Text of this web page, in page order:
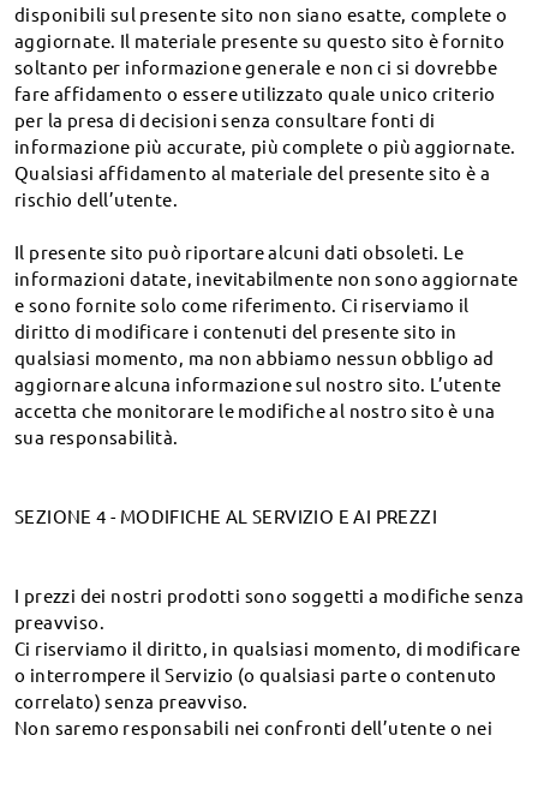
Firmoo
Categorie
Forma della montatura
Collezione
Forma del viso
Vendita Firmoo
L'autorità raccomanda
Copyright ©2026 Negozio di ottica online Firmoo.
disponibili sul presente sito non siano esatte, complete o
aggiornate. Il materiale presente su questo sito è fornito
soltanto per informazione generale e non ci si dovrebbe
fare affidamento o essere utilizzato quale unico criterio
per la presa di decisioni senza consultare fonti di
informazione più accurate, più complete o più aggiornate.
Qualsiasi affidamento al materiale del presente sito è a
rischio dell’utente.
Il presente sito può riportare alcuni dati obsoleti. Le
informazioni datate, inevitabilmente non sono aggiornate
e sono fornite solo come riferimento. Ci riserviamo il
diritto di modificare i contenuti del presente sito in
qualsiasi momento, ma non abbiamo nessun obbligo ad
aggiornare alcuna informazione sul nostro sito. L’utente
accetta che monitorare le modifiche al nostro sito è una
sua responsabilità.
SEZIONE 4 - MODIFICHE AL SERVIZIO E AI PREZZI
I prezzi dei nostri prodotti sono soggetti a modifiche senza
preavviso.
Ci riserviamo il diritto, in qualsiasi momento, di modificare
o interrompere il Servizio (o qualsiasi parte o contenuto
correlato) senza preavviso.
Non saremo responsabili nei confronti dell’utente o nei